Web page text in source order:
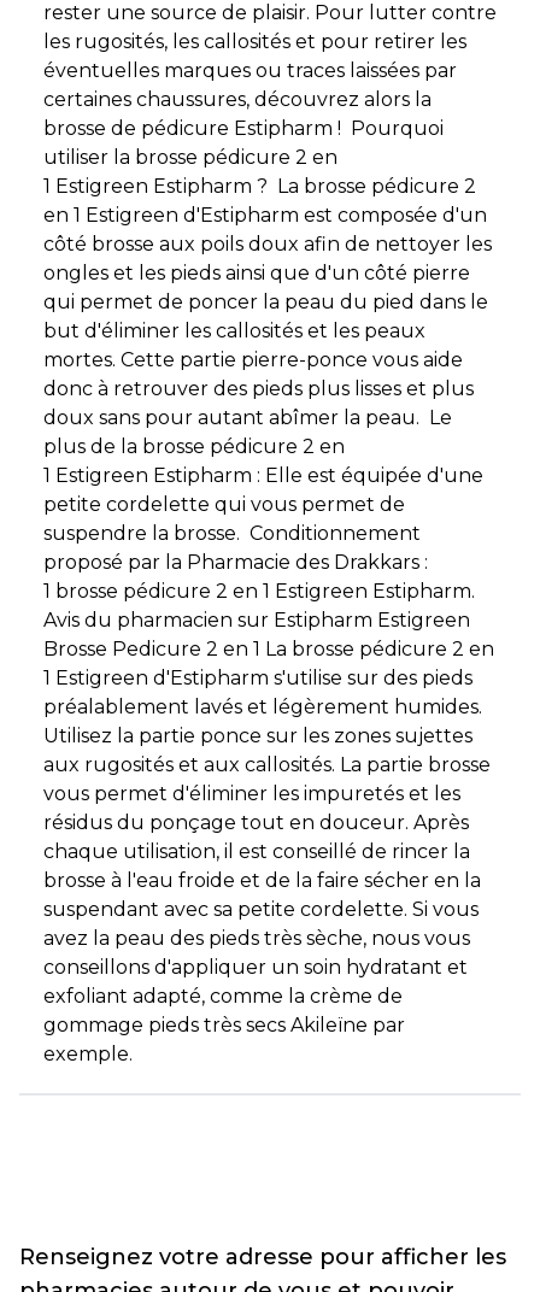
rester une source de plaisir. Pour lutter contre
les rugosités, les callosités et pour retirer les
éventuelles marques ou traces laissées par
certaines chaussures, découvrez alors la
brosse de pédicure Estipharm ! Pourquoi
utiliser la brosse pédicure 2 en
1 Estigreen Estipharm ? La brosse pédicure 2
en 1 Estigreen d'Estipharm est composée d'un
côté brosse aux poils doux afin de nettoyer les
ongles et les pieds ainsi que d'un côté pierre
qui permet de poncer la peau du pied dans le
but d'éliminer les callosités et les peaux
mortes. Cette partie pierre-ponce vous aide
donc à retrouver des pieds plus lisses et plus
doux sans pour autant abîmer la peau. Le
plus de la brosse pédicure 2 en
1 Estigreen Estipharm : Elle est équipée d'une
petite cordelette qui vous permet de
suspendre la brosse. Conditionnement
proposé par la Pharmacie des Drakkars :
1 brosse pédicure 2 en 1 Estigreen Estipharm.
Avis du pharmacien sur Estipharm Estigreen
Brosse Pedicure 2 en 1 La brosse pédicure 2 en
1 Estigreen d'Estipharm s'utilise sur des pieds
préalablement lavés et légèrement humides.
Utilisez la partie ponce sur les zones sujettes
aux rugosités et aux callosités. La partie brosse
vous permet d'éliminer les impuretés et les
résidus du ponçage tout en douceur. Après
chaque utilisation, il est conseillé de rincer la
brosse à l'eau froide et de la faire sécher en la
suspendant avec sa petite cordelette. Si vous
avez la peau des pieds très sèche, nous vous
conseillons d'appliquer un soin hydratant et
exfoliant adapté, comme la crème de
gommage pieds très secs Akileïne par
exemple.
Renseignez votre adresse pour afficher les